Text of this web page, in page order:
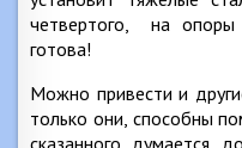
четвертого, на
готова!
Можно привести и
только они, способны
сказанного, думается,